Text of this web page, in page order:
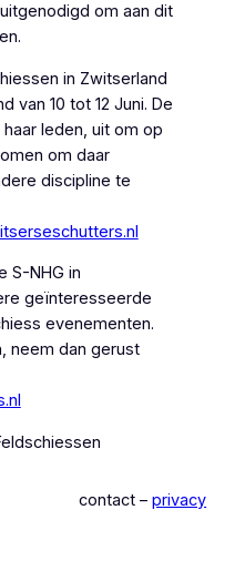
om aan dit
in Zwitserland
van 10 tot 12 Juni. De
leden, uit om op
om daar
discipline te
S-NHG in
geïnteresseerde
evenementen.
neem dan gerust
contact –privacy